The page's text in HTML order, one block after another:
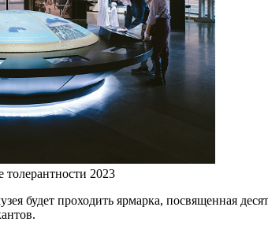
толерантности 2023
будет проходить ярмарка, посвященная